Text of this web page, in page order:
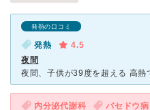
発熱の口コミ
発熱
4.5
夜間
内分泌代謝科 バセドウ病